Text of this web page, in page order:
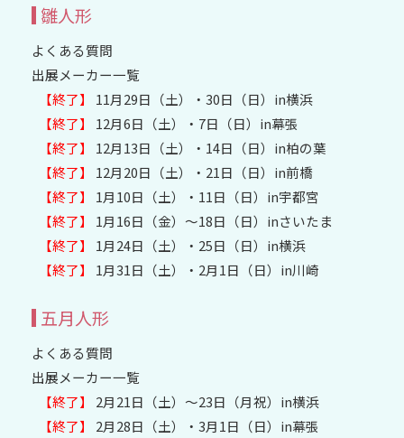
雛人形
よくある質問
出展メーカー一覧
【終了】
11月29日（土）・30日（日）in横浜
【終了】
12月6日（土）・7日（日）in幕張
【終了】
12月13日（土）・14日（日）in柏の葉
【終了】
12月20日（土）・21日（日）in前橋
【終了】
1月10日（土）・11日（日）in宇都宮
【終了】
1月16日（金）～18日（日）inさいたま
【終了】
1月24日（土）・25日（日）in横浜
【終了】
1月31日（土）・2月1日（日）in川崎
五月人形
よくある質問
出展メーカー一覧
【終了】
2月21日（土）～23日（月祝）in横浜
【終了】
2月28日（土）・3月1日（日）in幕張